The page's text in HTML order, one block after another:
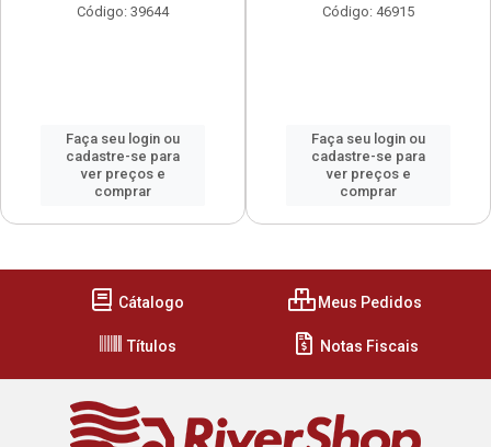
Código: 39644
Faça seu login ou
cadastre-se para
ver preços e
comprar
Código: 46915
Faça seu login ou
cadastre-se para
ver preços e
comprar
Cátalogo Meus Pedidos
Títulos Notas Fiscais